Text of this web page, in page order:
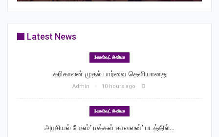
Latest News
கோலிவுட் சினிமா
‎ கரிகாலன் முதல் பார்வை தெளியானது
Admin 10 hours ago
கோலிவுட் சினிமா
அரசியல் பேசும்’ மக்கள் காவலன்’ படத்தில்…